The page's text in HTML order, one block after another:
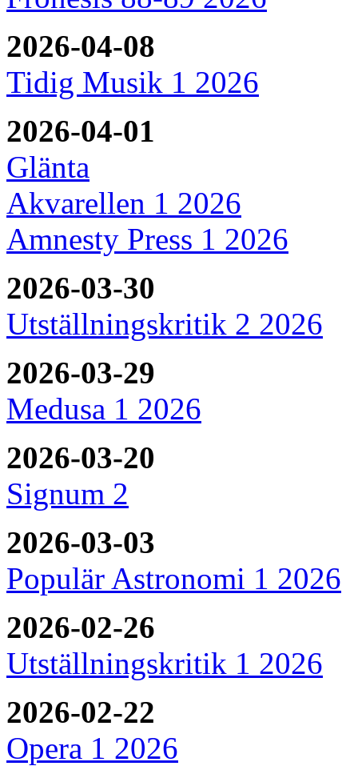
2026-04-08
Tidig Musik 1 2026
2026-04-01
Glänta
Akvarellen 1 2026
Amnesty Press 1 2026
2026-03-30
Utställningskritik 2 2026
2026-03-29
Medusa 1 2026
2026-03-20
Signum 2
2026-03-03
Populär Astronomi 1 2026
2026-02-26
Utställningskritik 1 2026
2026-02-22
Opera 1 2026